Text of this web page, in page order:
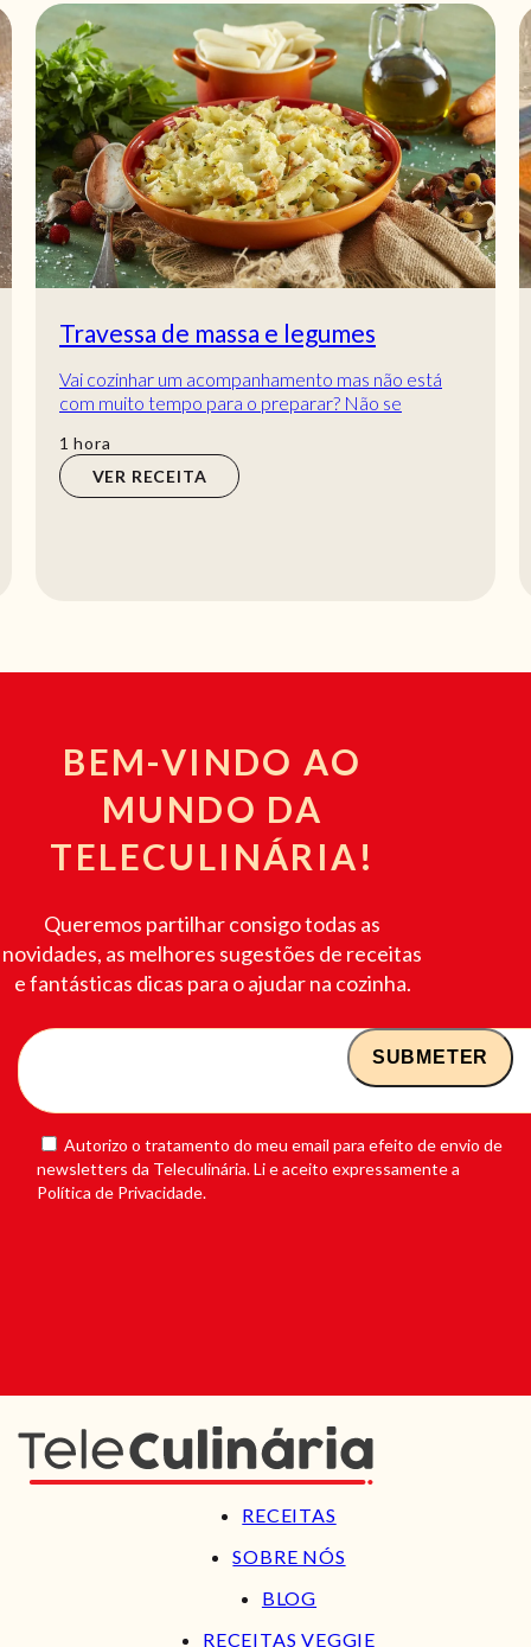
Travessa de massa e legumes
Vai cozinhar um acompanhamento mas não está
com muito tempo para o preparar? Não se
de fi...
1 hora
hora
VER RECEITA
BEM-VINDO AO
MUNDO DA
TELECULINÁRIA!
Queremos partilhar consigo todas as
novidades, as melhores sugestões de receitas
e fantásticas dicas para o ajudar na cozinha.
Autorizo o tratamento do meu email para efeito de envio de
newsletters da Teleculinária. Li e aceito expressamente a
Política de Privacidade.
RECEITAS
SOBRE NÓS
BLOG
RECEITAS VEGGIE